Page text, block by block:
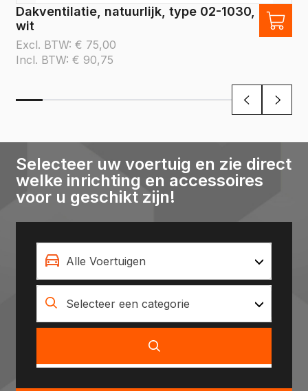
Dakventilatie, natuurlijk, type 02-1030,
wit
Excl. BTW: € 75,00
Incl. BTW: € 90,75
Selecteer uw voertuig en zie direct
welke inrichting en accessoires
voor u geschikt zijn!
Alle Voertuigen
Selecteer een categorie